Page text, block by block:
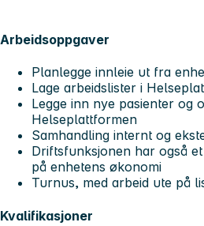
Arbeidsoppgaver
Planlegge innleie ut fra
Lage arbeidslister i
Legge inn nye pasienter og
Helseplattformen
Samhandling internt og
Driftsfunksjonen har også
på enhetens økonomi
Turnus, med arbeid ute på
Kvalifikasjoner